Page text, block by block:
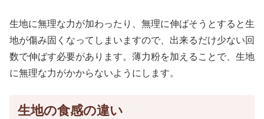
生地に無理な力が加わったり、無理に伸ばそうとすると生
地が傷み固くなってしまいますので、出来るだけ少ない回
数で伸ばす必要があります。薄力粉を加えることで、生地
に無理な力がかからないようにします。
生地の食感の違い